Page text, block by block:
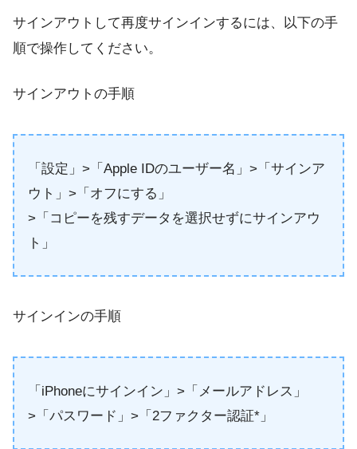
サインアウトして再度サインインするには、以下の手
順で操作してください。
サインアウトの手順
「設定」>「Apple IDのユーザー名」>「サインア
ウト」>「オフにする」
>「コピーを残すデータを選択せずにサインアウ
ト」
サインインの手順
「iPhoneにサインイン」>「メールアドレス」
>「パスワード」>「2ファクター認証*」